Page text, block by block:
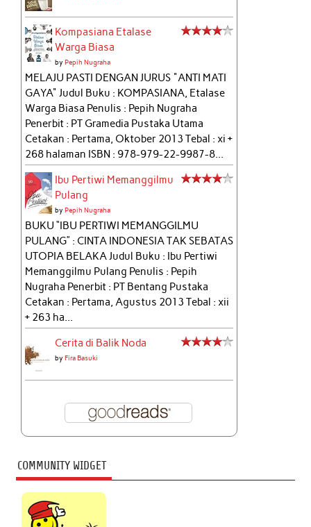
Kompasiana Etalase
Warga Biasa
byPepih Nugraha
MELAJU PASTI DENGAN JURUS "ANTI MATI
GAYA" Judul Buku : KOMPASIANA, Etalase
Warga Biasa Penulis : Pepih Nugraha
Penerbit : PT Gramedia Pustaka Utama
Cetakan : Pertama, Oktober 2013 Tebal : xi +
268 halaman ISBN : 978-979-22-9987-8...
Ibu Pertiwi Memanggilmu
Pulang
byPepih Nugraha
BUKU “IBU PERTIWI MEMANGGILMU
PULANG” : CINTA INDONESIA TAK SEBATAS
UTOPIA BELAKA Judul Buku : Ibu Pertiwi
Memanggilmu Pulang Penulis : Pepih
Nugraha Penerbit : PT Bentang Pustaka
Cetakan : Pertama, Agustus 2013 Tebal : xii
+ 263 ha...
Cerita di Balik Noda
byFira Basuki
COMMUNITY WIDGET